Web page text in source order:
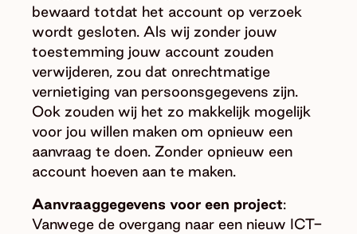
bewaard totdat het account op verzoek
wordt gesloten. Als wij zonder jouw
toestemming jouw account zouden
verwijderen, zou dat onrechtmatige
vernietiging van persoonsgegevens zijn.
Ook zouden wij het zo makkelijk mogelijk
voor jou willen maken om opnieuw een
aanvraag te doen. Zonder opnieuw een
account hoeven aan te maken.
Aanvraaggegevens voor een project:
Vanwege de overgang naar een nieuw ICT-